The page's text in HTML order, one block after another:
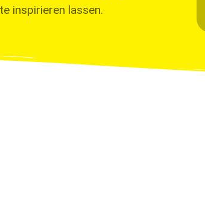
inspirieren lassen.